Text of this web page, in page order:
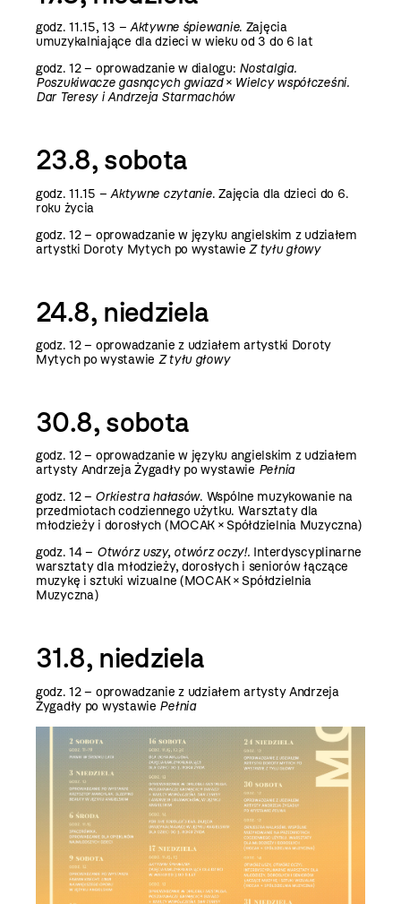
godz. 11.15, 13 – Aktywne śpiewanie. Zajęcia
umuzykalniające dla dzieci w wieku od 3 do 6 lat
godz. 12 – oprowadzanie w dialogu: Nostalgia.
Poszukiwacze gasnących gwiazd× Wielcy współcześni.
Dar Teresy i Andrzeja Starmachów
23.8, sobota
godz. 11.15 –Aktywne czytanie. Zajęcia dla dzieci do 6.
roku życia
godz. 12 – oprowadzanie w języku angielskim z udziałem
artystki Doroty Mytych po wystawieZ tyłu głowy
24.8, niedziela
godz. 12 – oprowadzanie z udziałem artystki Doroty
Mytych po wystawie Z tyłu głowy
30.8, sobota
godz. 12 – oprowadzanie w języku angielskim z udziałem
artysty Andrzeja Żygadły po wystawie Pełnia
godz. 12– Orkiestra hałasów. Wspólne muzykowanie na
przedmiotach codziennego użytku. Warsztaty dla
młodzieży i dorosłych (MOCAK × Spółdzielnia Muzyczna)
godz. 14 – Otwórz uszy, otwórz oczy!. Interdyscyplinarne
warsztaty dla młodzieży, dorosłych i seniorów łączące
muzykę i sztuki wizualne (MOCAK × Spółdzielnia
Muzyczna)
31.8, niedziela
godz. 12 – oprowadzanie z udziałem artysty Andrzeja
Żygadły po wystawie Pełnia